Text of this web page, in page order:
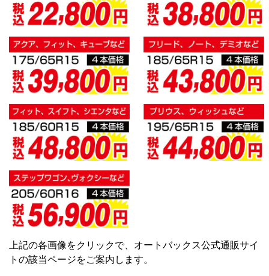
上記の各画像をクリックで、オートバックス公式通販サイ
トの該当ページをご案内します。